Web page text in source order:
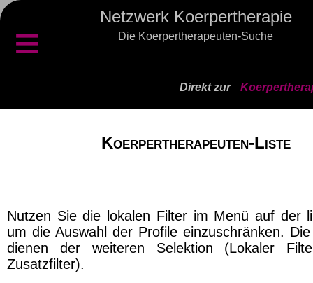
Netzwerk Koerpertherapie
Die Koerpertherapeuten-Suche
≡
Direkt zur
Koerpertherapeuten-Liste
Nutzen Sie die lokalen Filter im Menü auf der
um die Auswahl der Profile einzuschränken.
dienen der weiteren Selektion (Lokaler
Zusatzfilter).